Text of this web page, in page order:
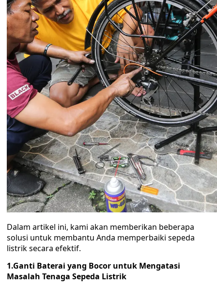
Dalam artikel ini, kami akan memberikan beberapa
solusi untuk membantu Anda memperbaiki sepeda
listrik secara efektif.
1.Ganti Baterai yang Bocor untuk Mengatasi
Masalah Tenaga Sepeda Listrik